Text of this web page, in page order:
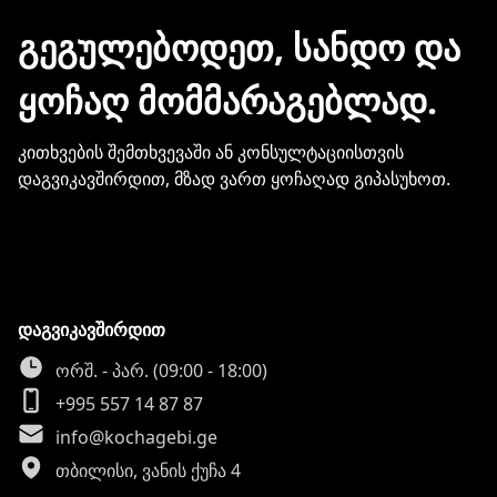
მონაცემების და სხვა პირადი
ინფორმაციის გაზიარება.
ᲒᲔᲒᲣᲚᲔᲑᲝᲓᲔᲗ, ᲡᲐᲜᲓᲝ ᲓᲐ
ᲧᲝᲩᲐᲦ ᲛᲝᲛᲛᲐᲠᲐᲒᲔᲑᲚᲐᲓ.
კითხვების შემთხვევაში ან კონსულტაციისთვის
დაგვიკავშირდით, მზად ვართ ყოჩაღად გიპასუხოთ.
დაგვიკავშირდით
ორშ. - პარ. (09:00 - 18:00)
+995 557 14 87 87
info@kochagebi.ge
თბილისი, ვანის ქუჩა 4